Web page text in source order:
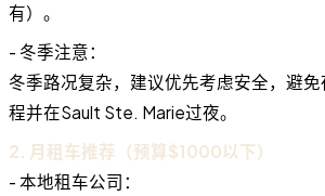
有）。
- 冬季注意：
冬季路况复杂，建议优先考虑安全，避
程并在Sault Ste. Marie过夜。
2. 月租车推荐（预算$1000以下）
- 本地租车公司：